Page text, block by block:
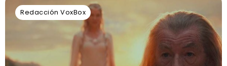
Redacción VoxBox